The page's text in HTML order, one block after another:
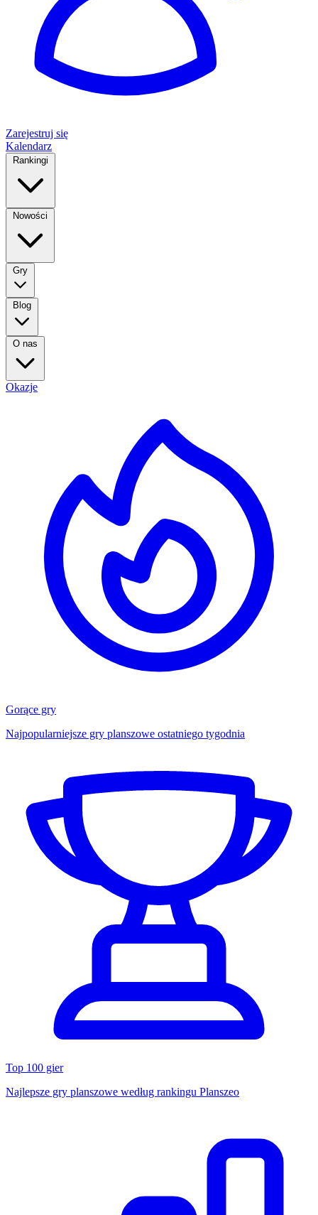
Zarejestruj się
Kalendarz
Rankingi
Nowości
Gry
Blog
O nas
Okazje
Gorące gry
Najpopularniejsze gry planszowe ostatniego tygodnia
Top 100 gier
Najlepsze gry planszowe według rankingu Planszeo